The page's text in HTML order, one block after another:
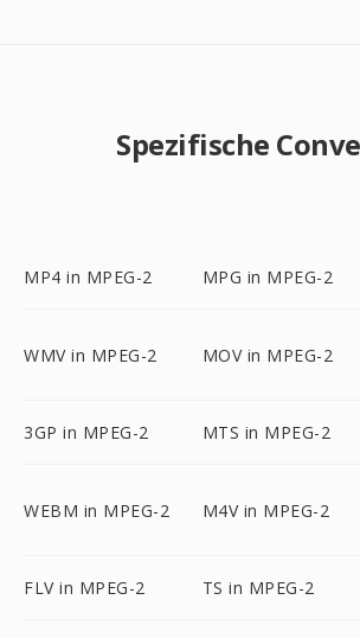
Spezifische
MP4 in MPEG-2 MPG in MPEG-2
WMV in MPEG-2 MOV in MPEG-2
3GP in MPEG-2 MTS in MPEG-2
WEBM in MPEG-2 M4V in MPEG-2
FLV in MPEG-2 TS in MPEG-2